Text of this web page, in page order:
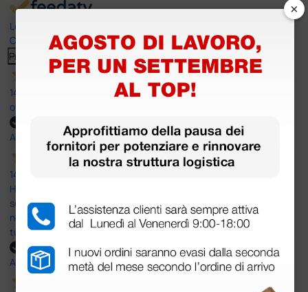
Le nostre recensioni a 4 e 5 stelle.
Clicca qui per leggerle tutte >
Precedente
Successivo
14 Luglio 2026
ottima
Acquirente verificato
14 Luglio 2026
Ho acquistato un ecografo da Doctor Shop e sono rimasto molto
soddisfatto dell'esperienza. Apparecchiatura di qualità, consegna
nei tempi previsti e un servizio clienti disponibile che ha risposto a
tutti i miei dubbi prima dell'acquisto. Consigliato
Acquirente verificato
×